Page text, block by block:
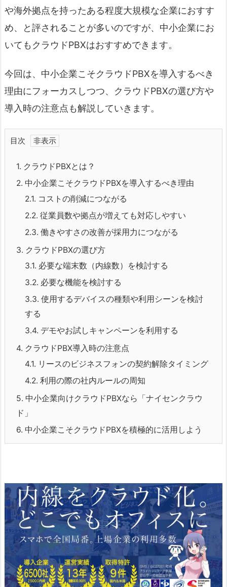
や海外拠点を持ったある程度大規模な企業におすす
め、と評されることが多いのですが、中小企業にお
いてもクラウドPBXはおすすめできます。
今回は、中小企業こそクラウドPBXを導入するべき
理由にフォーカスしつつ、クラウドPBXの選び方や
導入時の注意点も解説していきます。
目次
1. クラウドPBXとは？
2. 中小企業こそクラウドPBXを導入するべき理由
2.1. コストの削減につながる
2.2. 従業員数や拠点が増えても対応しやすい
2.3. 働きやすさの改善が採用力につながる
3. クラウドPBXの選び方
3.1. 必要な端末数（内線数）を検討する
3.2. 必要な機能を検討する
3.3. 使用するデバイスの種類や利用シーンを検討
する
3.4. デモやお試しキャンペーンを利用する
4. クラウドPBX導入時の注意点
4.1. リースのビジネスフォンの契約解除タイミング
4.2. 利用の際の社内ルールの周知
5. 中小企業向けクラウドPBXなら「ナイセンクラウ
ド」
6. 中小企業こそクラウドPBXを積極的に活用しよう